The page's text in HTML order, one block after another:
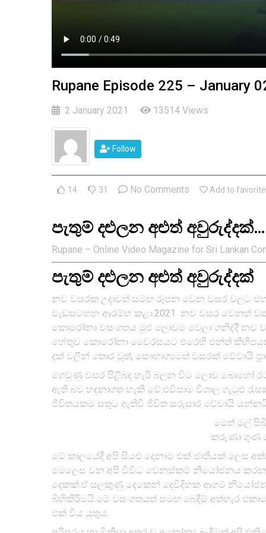
2017 Episodes
2016 Episodes
Rupane Episode 225 – January
2 January 2021 13514 Views
Follow
14 31 No Comments Add to favorite
පැතුම් දළුලන අළුත් අවුරුද්දක්…
Rupane – Online Video Magazine for Sri Lankan
පැතුම් දළුලන අළුත් අවුරුද්දක්
නව වසරක උදාවත් සමඟ රූපන වෙන වසර වලට
වැඩසටහන ආරම්භ කළා.2021 නව වසර වෙනත්
කොරෝනා වසංගතය මුළු ලොවම වෙලා ගනිද්දී නව
හේතුව කොරෝනා වෛරසයට එරෙහි එන්ත්
දුක් වලින් තොර වූත්, සෞභාග්‍යමත් වසරක් වේවායි
ගෙවුණු වසර පිළිබඳ හැරී බලන විට ලොව බොහෝ
ඇති බව හඳුනාගත හැකි වේ.එවිසාම විශාල ගැටුළු
ජීවිතයකම සතුට ඇතිවී ජීවිත සරුසාර වේවායි
මෙත් මල්
කරුණා ගුණ
මේ කාලයේදී අපි සියළු දෙනාම එක් ජාතියක් ලෙස
මෙලෙස වන අපි විවිධ වෙනස්කම් නියෝජනය
දෙකක්.ඒ සලකුණු දෙකෙන් දෙවිදිහක ආගම්
බිහිකිරීමයි.මේ වසංගතයත් සමඟ බෙදීම් අත්හැර
එක් විය යුතුය.